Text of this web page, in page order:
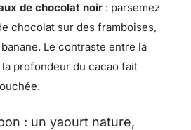
de chocolat noir : parsemez
chocolat sur des framboises,
Le contraste entre la
profondeur du cacao fait
: un yaourt nature,